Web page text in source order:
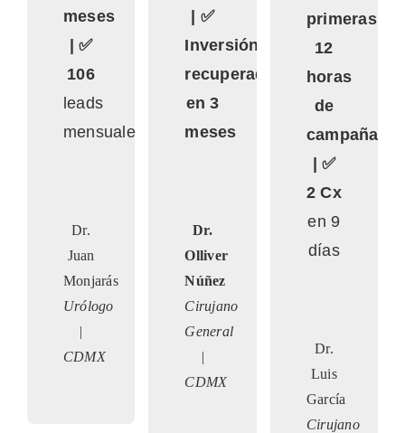
meses
| ✅
106
leads
mensuales
Dr.
Juan
Monjarás
Urólogo
|
CDMX
| ✅
Inversión
recuperada
en 3
meses
Dr.
Olliver
Núñez
Cirujano
General
|
CDMX
primeras
12
horas
de
campaña
| ✅
2 Cx
en 9
días
Dr.
Luis
García
Cirujano